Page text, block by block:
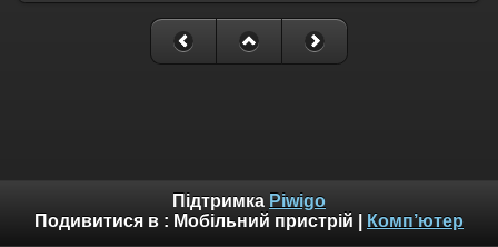
Підтримка Piwigo
Подивитися в : Мобільний пристрій Комп’ютер